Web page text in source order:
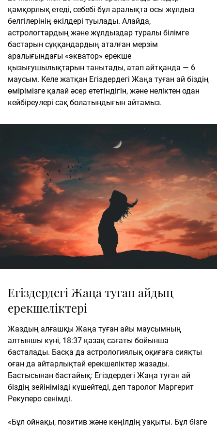
қамқорлық етеді, себебі бұл аралықта осы жұлдыз
белгілерінің өкілдері туылады. Алайда,
астрологтардың және жұлдыздар туралы білімге
бастарын сұққандардың аталған мерзім
аралығындағы «экватор» ерекше
қызығушылықтарын танытады, атап айтқанда — 6
маусым. Келе жатқан Егіздердегі Жаңа туған ай біздің
өмірімізге қалай әсер ететіндігін, және неліктен одан
кейбіреулері сақ болатындығын айтамыз.
Егіздердегі Жаңа туған айдың
ерекшеліктері
Жаздың алғашқы Жаңа туған айы маусымның
алтыншы күні, 18:37 қазақ сағаты бойынша
басталады. Басқа да астрологиялық оқиғаға сияқты
оған да айтарлықтай ерекшеліктер жазады.
Бастысынан бастайық: Егіздердегі Жаңа туған ай
біздің зейінімізді күшейтеді, деп таролог Маргерит
Рекуперо сенімді.
«Бұл ойнақы, позитив және көңілдің уақыты. Бұл бізге